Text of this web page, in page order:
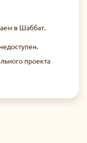
в Шаббат.
проекта